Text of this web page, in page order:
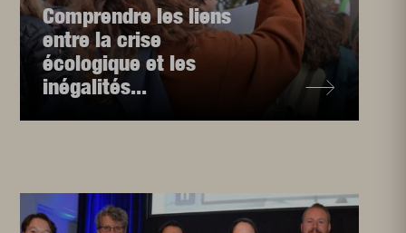
Comprendre les liens
entre la crise
écologique et les
inégalités...